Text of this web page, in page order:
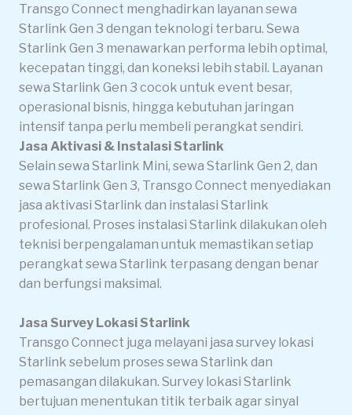
Transgo Connect menghadirkan layanan sewa
Starlink Gen 3 dengan teknologi terbaru. Sewa
Starlink Gen 3 menawarkan performa lebih optimal,
kecepatan tinggi, dan koneksi lebih stabil. Layanan
sewa Starlink Gen 3 cocok untuk event besar,
operasional bisnis, hingga kebutuhan jaringan
intensif tanpa perlu membeli perangkat sendiri.
Jasa Aktivasi & Instalasi Starlink
Selain sewa Starlink Mini, sewa Starlink Gen 2, dan
sewa Starlink Gen 3, Transgo Connect menyediakan
jasa aktivasi Starlink dan instalasi Starlink
profesional. Proses instalasi Starlink dilakukan oleh
teknisi berpengalaman untuk memastikan setiap
perangkat sewa Starlink terpasang dengan benar
dan berfungsi maksimal.
Jasa Survey Lokasi Starlink
Transgo Connect juga melayani jasa survey lokasi
Starlink sebelum proses sewa Starlink dan
pemasangan dilakukan. Survey lokasi Starlink
bertujuan menentukan titik terbaik agar sinyal